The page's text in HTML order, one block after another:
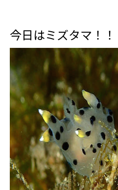
今日はミズタマ！！